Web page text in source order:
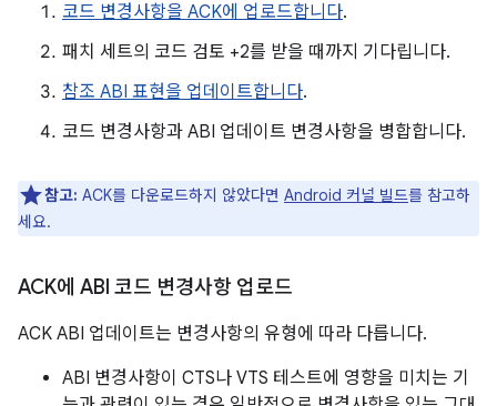
코드 변경사항을 ACK에 업로드합니다.
패치 세트의 코드 검토 +2를 받을 때까지 기다립니다.
참조 ABI 표현을 업데이트합니다.
코드 변경사항과 ABI 업데이트 변경사항을 병합합니다.
참고: ACK를 다운로드하지 않았다면 Android 커널 빌드를 참고하
세요.
ACK에 ABI 코드 변경사항 업로드
ACK ABI 업데이트는 변경사항의 유형에 따라 다릅니다.
ABI 변경사항이 CTS나 VTS 테스트에 영향을 미치는 기